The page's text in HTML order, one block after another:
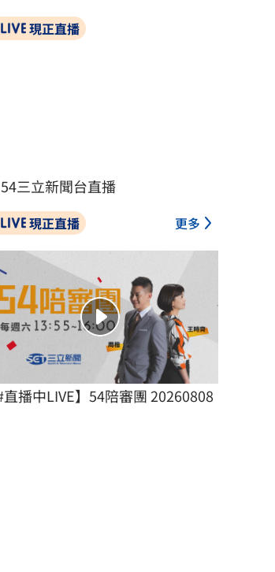
現正直播
三立新聞台直播
現正直播 更多
#直播中LIVE】54陪審團 20260808